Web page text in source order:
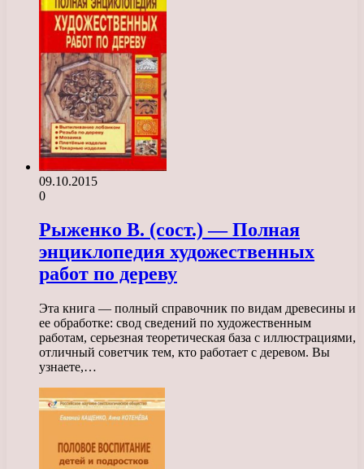
09.10.2015
0
Рыженко В. (сост.) — Полная
энциклопедия художественных
работ по дереву
Эта книга — полный справочник по видам древесины и
ее обработке: свод сведений по художественным
работам, серьезная теоретическая база с иллюстрациями,
отличный советчик тем, кто работает с деревом. Вы
узнаете,…